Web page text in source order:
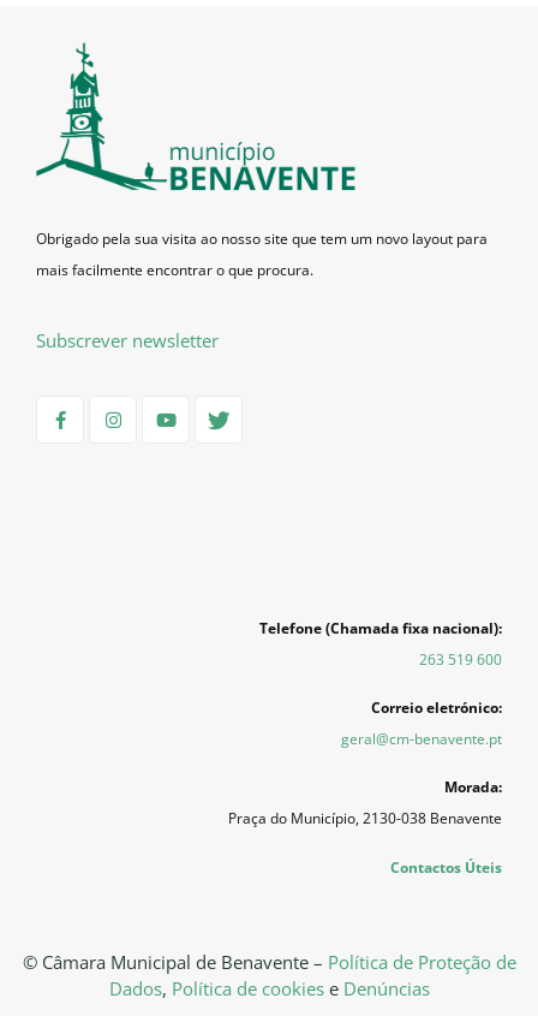
Obrigado pela sua visita ao nosso site que tem um novo layout para
mais facilmente encontrar o que procura.
Subscrever newsletter
Telefone (Chamada fixa nacional):
263 519 600
Correio eletrónico:
geral@cm-benavente.pt
Morada:
Praça do Município, 2130-038 Benavente
Contactos Úteis
© Câmara Municipal de Benavente – Política de Proteção de
Dados, Política de cookiese Denúncias